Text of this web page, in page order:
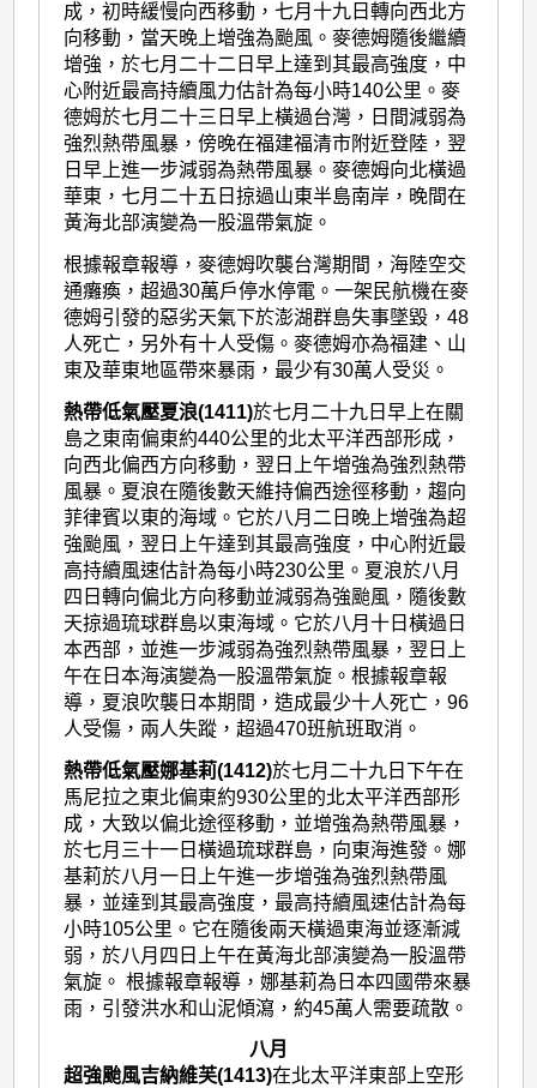
成，初時緩慢向西移動，七月十九日轉向西北方
向移動，當天晚上增強為颱風。麥德姆隨後繼續
增強，於七月二十二日早上達到其最高強度，中
心附近最高持續風力估計為每小時140公里。麥
德姆於七月二十三日早上橫過台灣，日間減弱為
強烈熱帶風暴，傍晚在福建福清市附近登陸，翌
日早上進一步減弱為熱帶風暴。麥德姆向北橫過
華東，七月二十五日掠過山東半島南岸，晚間在
黃海北部演變為一股溫帶氣旋。
根據報章報導，麥德姆吹襲台灣期間，海陸空交
通癱瘓，超過30萬戶停水停電。一架民航機在麥
德姆引發的惡劣天氣下於澎湖群島失事墜毀，48
人死亡，另外有十人受傷。麥德姆亦為福建、山
東及華東地區帶來暴雨，最少有30萬人受災。
熱帶低氣壓夏浪(1411)於七月二十九日早上在關
島之東南偏東約440公里的北太平洋西部形成，
向西北偏西方向移動，翌日上午增強為強烈熱帶
風暴。夏浪在隨後數天維持偏西途徑移動，趨向
菲律賓以東的海域。它於八月二日晚上增強為超
強颱風，翌日上午達到其最高強度，中心附近最
高持續風速估計為每小時230公里。夏浪於八月
四日轉向偏北方向移動並減弱為強颱風，隨後數
天掠過琉球群島以東海域。它於八月十日橫過日
本西部，並進一步減弱為強烈熱帶風暴，翌日上
午在日本海演變為一股溫帶氣旋。根據報章報
導，夏浪吹襲日本期間，造成最少十人死亡，96
人受傷，兩人失蹤，超過470班航班取消。
熱帶低氣壓娜基莉(1412)於七月二十九日下午在
馬尼拉之東北偏東約930公里的北太平洋西部形
成，大致以偏北途徑移動，並增強為熱帶風暴，
於七月三十一日橫過琉球群島，向東海進發。娜
基莉於八月一日上午進一步增強為強烈熱帶風
暴，並達到其最高強度，最高持續風速估計為每
小時105公里。它在隨後兩天橫過東海並逐漸減
弱，於八月四日上午在黃海北部演變為一股溫帶
氣旋。 根據報章報導，娜基莉為日本四國帶來暴
雨，引發洪水和山泥傾瀉，約45萬人需要疏散。
八月
超強颱風吉納維芙(1413)在北太平洋東部上空形